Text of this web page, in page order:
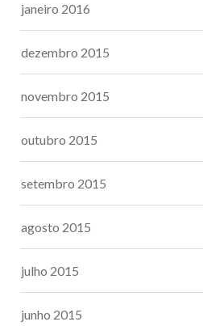
janeiro 2016
dezembro 2015
novembro 2015
outubro 2015
setembro 2015
agosto 2015
julho 2015
junho 2015